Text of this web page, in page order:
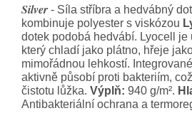
Silver - Síla stříbra a hedvábný
kombinuje polyester s viskózou
dotek podobá hedvábí. Lyocell je
který chladí jako plátno, hřeje
mimořádnou lehkostí. Integrované
aktivně působí proti bakteriím,
čistotu lůžka. Výplň: 940 g/m².
Antibakteriální ochrana a